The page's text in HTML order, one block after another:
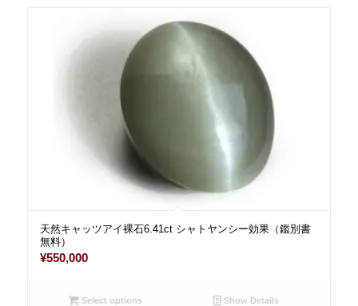
天然キャッツアイ裸石6.41ct シャトヤンシー効果（鑑別書
無料）
¥550,000
Select options Show Details